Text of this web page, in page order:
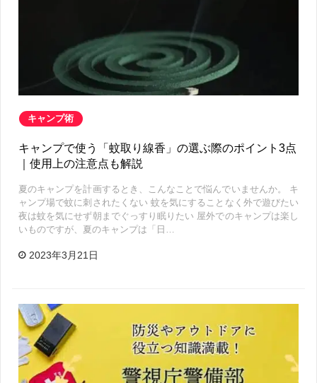
キャンプ術
キャンプで使う「蚊取り線香」の選ぶ際のポイント3点
｜使用上の注意点も解説
夏のキャンプを計画するとき、こんなことで悩んでいませんか。 キ
ャンプ場で蚊に刺されたくない 蚊を気にすることなく外で遊びたい
夜は蚊を気にせず朝までぐっすり眠りたい 屋外でのキャンプは楽し
いものですが、夏のキャンプは「日…
2023年3月21日